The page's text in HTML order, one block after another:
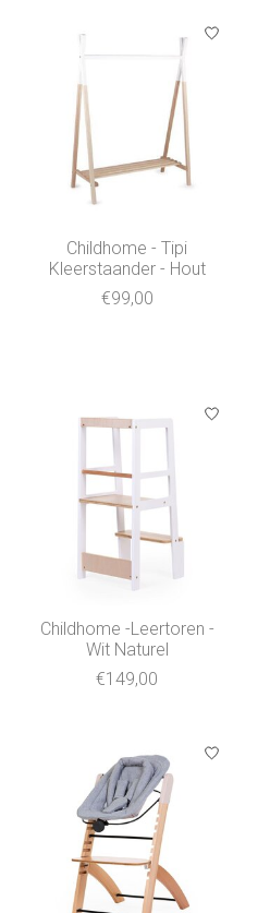
Childhome - Tipi
Kleerstaander - Hout
€99,00
Childhome -Leertoren -
Wit Naturel
€149,00